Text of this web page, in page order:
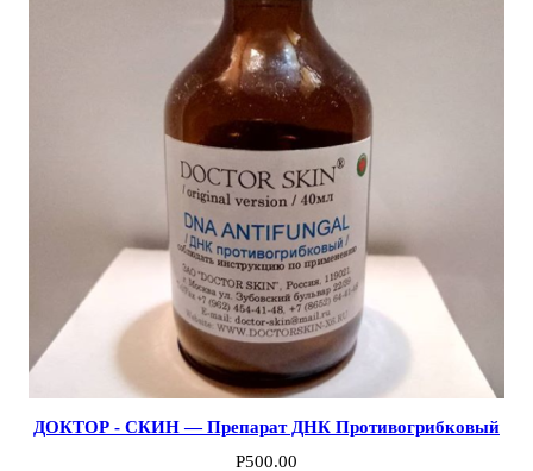
ДОКТОР - СКИН — Препарат ДНК Противогрибковый
Р500.00